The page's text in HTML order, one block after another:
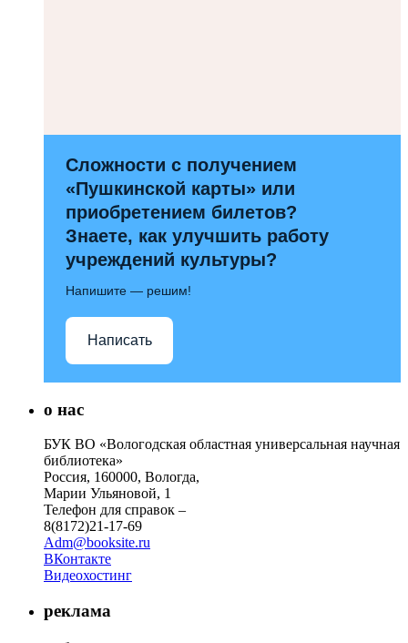
Сложности с получением
«Пушкинской карты» или
приобретением билетов?
Знаете, как улучшить работу
учреждений культуры?
Напишите — решим!
Написать
о нас
БУК ВО «Вологодская областная универсальная научная
библиотека»
Россия, 160000, Вологда,
Марии Ульяновой, 1
Телефон для справок –
8(8172)21-17-69
Adm@booksite.ru
ВКонтакте
Видеохостинг
реклама